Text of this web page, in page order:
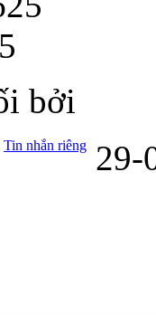
bởi
Tin nhắn riêng 29-